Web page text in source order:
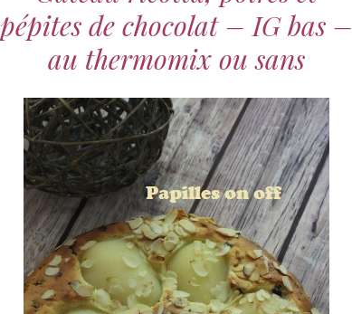
pépites de chocolat – IG bas –
au thermomix ou sans